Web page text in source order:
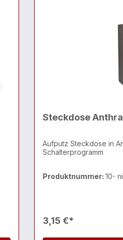
Steckdose
Aufputz Steckdose in
Schalterprogramm
Produktnummer: 10-
3,15 €*